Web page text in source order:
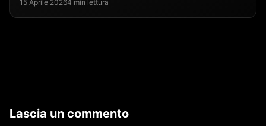
15 Aprile 20264 min lettura
Lascia un commento